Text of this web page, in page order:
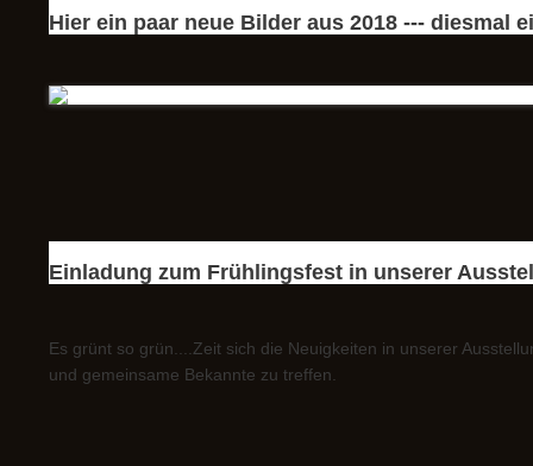
Hier ein paar neue Bilder aus 2018 --- diesmal
Einladung zum Frühlingsfest in unserer
Es grünt so grün....Zeit sich die Neuigkeiten in unserer
und gemeinsame Bekannte zu treffen.